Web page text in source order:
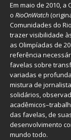
Em maio de 2010, a
o RioOnWatch
Comunidades do
trazer visibilidade
as Olimpíadas de
referência
favelas sobre
variadas e
mistura de
solidários,
das favelas, de
desenvolvimento
mundo todo.